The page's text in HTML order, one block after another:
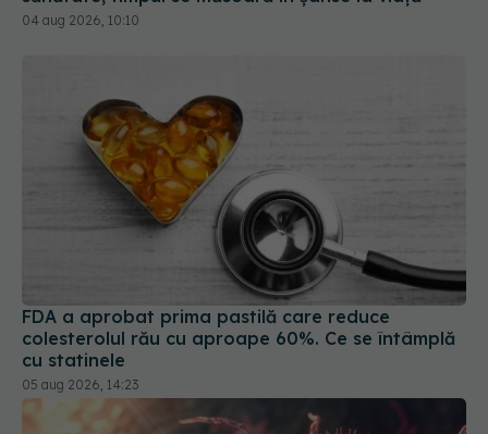
04 aug 2026, 10:10
FDA a aprobat prima pastilă care reduce
colesterolul rău cu aproape 60%. Ce se întâmplă
cu statinele
05 aug 2026, 14:23